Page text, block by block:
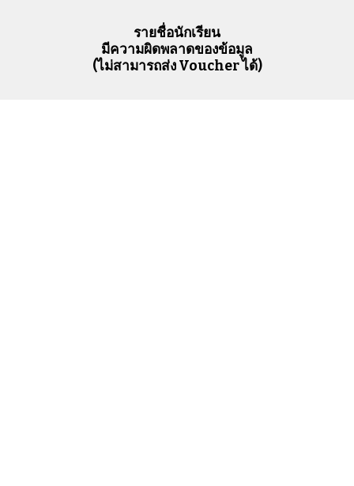
รายชื่อนักเรียน
มีความผิดพลาดของข้อมูล
(ไม่สามารถส่ง Voucher ได้)